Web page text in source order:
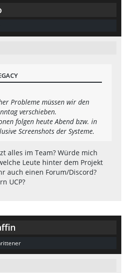
Probleme müssen wir den
verschieben.
folgen heute Abend bzw. in
Screenshots der Systeme.
alles im Team? Würde mich
Leute hinter dem Projekt
auch einen Forum/Discord?
UCP?